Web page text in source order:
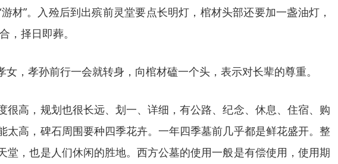
材”。入殓后到出殡前灵堂要点长明灯，棺材头部还要加一盏油灯，
，择日即葬。
，孝孙前行一会就转身，向棺材磕一个头，表示对长辈的尊重。
高，规划也很长远、划一、详细，有公路、纪念、休息、住宿、购
高，碑石周围要种四季花卉。一年四季墓前几乎都是鲜花盛开。整
，也是人们休闲的胜地。西方公墓的使用一般是有偿使用，使用期